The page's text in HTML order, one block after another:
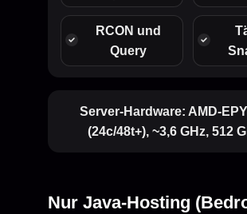
RCON und
Query
Server-Hardware: AMD-
(24c/48t+), ~3,6 GHz, 512
Nur Java-Hosting